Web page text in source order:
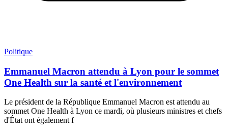
Politique
Emmanuel Macron attendu à Lyon pour le sommet
One Health sur la santé et l'environnement
Le président de la République Emmanuel Macron est attendu au
sommet One Health à Lyon ce mardi, où plusieurs ministres et chefs
d'État ont également f